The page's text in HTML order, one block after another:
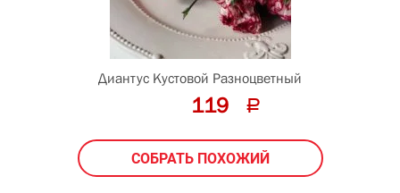
Диантус Кустовой Разноцветный
119
СОБРАТЬ ПОХОЖИЙ